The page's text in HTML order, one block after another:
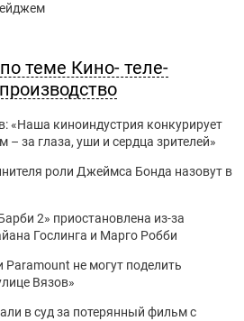
теме Кино- теле-
«Наша киноиндустрия конкурирует
– за глаза, уши и сердца зрителей»
роли Джеймса Бонда назовут в
2» приостановлена из-за
Гослинга и Марго Робби
Paramount не могут поделить
Вязов»
в суд за потерянный фильм с